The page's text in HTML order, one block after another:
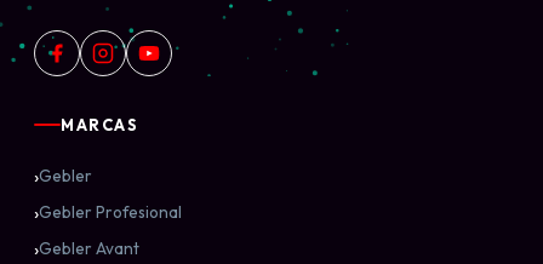
MARCAS
›Gebler
›Gebler Profesional
›Gebler Avant